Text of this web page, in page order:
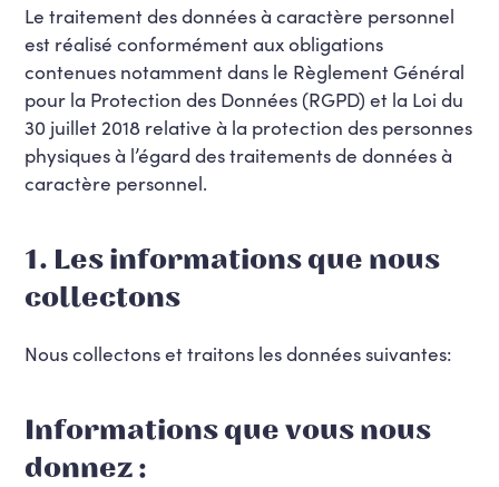
Le traitement des données à caractère personnel
est réalisé conformément aux obligations
contenues notamment dans le Règlement Général
pour la Protection des Données (RGPD) et la Loi du
30 juillet 2018 relative à la protection des personnes
physiques à l’égard des traitements de données à
caractère personnel.
1. Les informations que nous
collectons
Nous collectons et traitons les données suivantes:
Informations que vous nous
donnez :